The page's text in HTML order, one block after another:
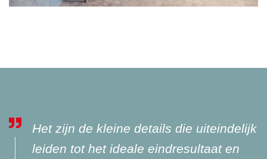
Het zijn de kleine details die uiteindelijk
leiden tot het ideale eindresultaat en